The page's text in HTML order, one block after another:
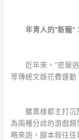
年青人的“新寵”
近年來，“密屋逃
等傳統文娛花費運動
雖異樣都主打沉
為兩種分歧的游戲
略來說，腳本殺往